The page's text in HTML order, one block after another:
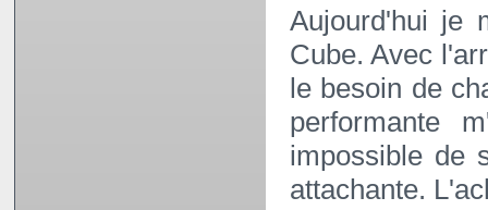
Aujourd'hui je
Cube. Avec
le besoin de
performante
impossible de
attachante.